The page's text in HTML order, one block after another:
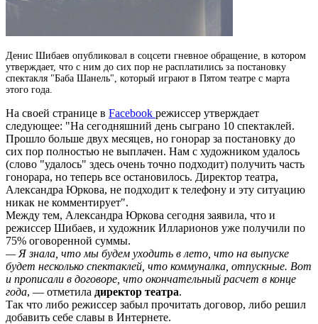
Денис Шибаев опубликовал в соцсети гневное обращение, в котором
утверждает, что с ним до сих пор не расплатились за постановку
спектакля "Баба Шанель", который играют в Пятом театре с марта
этого года.
На своей странице в Facebook режиссер утверждает
следующее: "На сегодняшний день сыграно 10 спектаклей.
Прошло больше двух месяцев, но гонорар за постановку до
сих пор полностью не выплачен. Нам с художником удалось
(слово "удалось" здесь очень точно подходит) получить часть
гонорара, но теперь все остановилось. Директор театра,
Александра Юркова, не подходит к телефону и эту ситуацию
никак не комментирует".
Между тем, Александра Юркова сегодня заявила, что и
режиссер Шибаев, и художник Илларионов уже получили по
75% оговоренной суммы.
— Я знала, что мы будем уходить в лето, что на выпуске
будет несколько спектаклей, что коммуналка, отпускные. Вот
и прописали в договоре, что окончательный расчет в конце
года, — отметила директор театра.
Так что либо режиссер забыл прочитать договор, либо решил
добавить себе славы в Интернете.